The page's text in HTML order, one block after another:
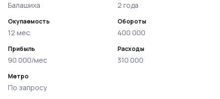
Балашиха
Окупаемость
12 мес.
Прибыль
90 000/мес
2 года
Обороты
400 000
Расходы
310 000
Метро
По запросу